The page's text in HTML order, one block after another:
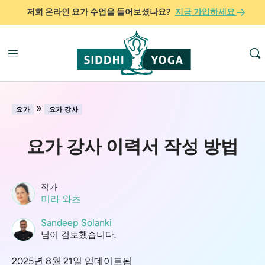
저희 온라인 요가 수업을 들어보셨나요? 지금 가입하세요
요가 » 요가 강사
요가 강사 이력서 작성 방법
작가
미라 와츠
Sandeep Solanki
님이 검토했습니다.
2025년 8월 21일 업데이트됨